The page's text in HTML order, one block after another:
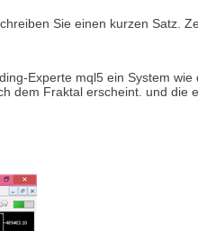
Sie einen kurzen Satz.
Experte mql5 ein System
dem Fraktal erscheint. und die